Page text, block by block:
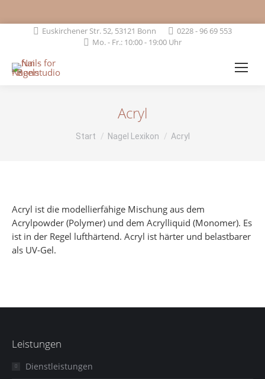
Euskirchener Str. 52, 53121 Bonn
0228 - 96 69 553
Mo. - Fr.: 10:00 - 19:00 Uhr
Acryl
Sie befinden sich hier:
Start Nagel Lexikon Acryl
Acryl ist die modellierfähige Mischung aus dem
Acrylpowder (Polymer) und dem Acrylliquid (Monomer). Es
ist in der Regel lufthärtend. Acryl ist härter und belastbarer
als UV-Gel.
Leistungen
Dienstleistungen